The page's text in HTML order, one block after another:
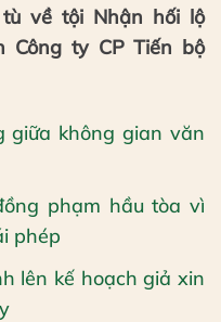
về tội Nhận hối lộ
Công ty CP Tiến bộ
giữa không gian văn
phạm hầu tòa vì
phép
lên kế hoạch giả xin